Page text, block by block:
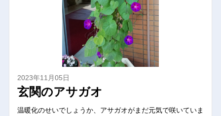
2023年11月05日
玄関のアサガオ
温暖化のせいでしょうか、アサガオがまだ元気で咲いていま